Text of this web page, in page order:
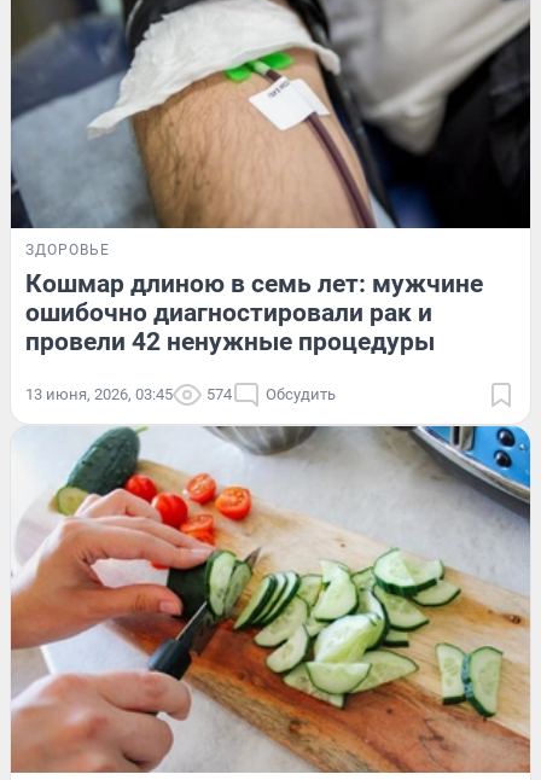
ЗДОРОВЬЕ
Кошмар длиною в семь лет: мужчине
ошибочно диагностировали рак и
провели 42 ненужные процедуры
13 июня, 2026, 03:45 574 Обсудить